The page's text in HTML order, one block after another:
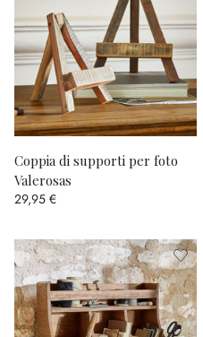
Coppia di supporti per foto
Valerosas
29,95 €